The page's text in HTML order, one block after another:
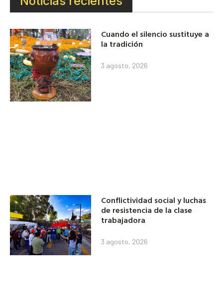
Cuando el silencio sustituye a
la tradición
3 agosto, 2026
Conflictividad social y luchas
de resistencia de la clase
trabajadora
3 agosto, 2026